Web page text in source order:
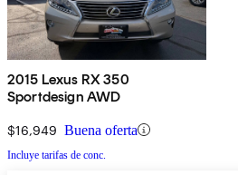
2015 Lexus RX 350
Sportdesign AWD
$16,949 Buena oferta
Incluye tarifas de conc.